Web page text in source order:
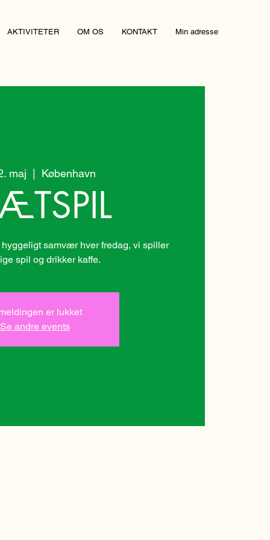
AKTIVITETER OM OS KONTAKT Min adresse
maj
  |
København
samvær hver fredag, vi spiller
spil og drikker kaffe.
er lukket
Se andre events